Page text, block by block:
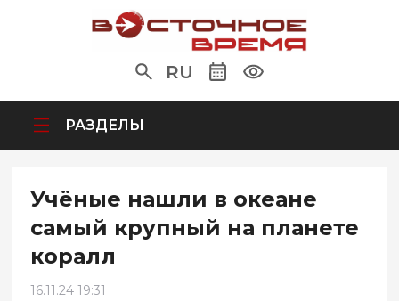
RU
РАЗДЕЛЫ
Учёные нашли в океане
самый крупный на планете
коралл
16.11.24 19:31